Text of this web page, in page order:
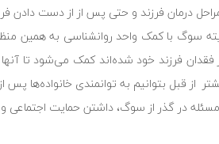
درمان فرزند و حتی پس از از دست دادن
سوگ با کمک واحد روانشناسی به همین
فرزند خود شده‌اند کمک می‌شود تا آنها
از قبل بتوانیم به توانمندی خانواده‌ها
در گذر از سوگ، داشتن حمایت اجتماعی